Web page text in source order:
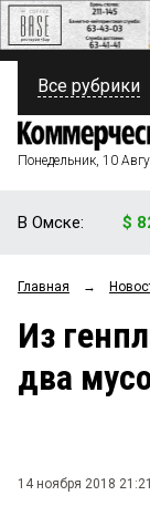
ПОЛИТИКА
ФИНАНСЫ
ОБЩЕСТВО
ЗАКОН
НОВОСТИ
СТИЛЬ ЖИЗНИ
Все рубрики
Понедельник, 10
В Омске: $
Главная →
Из
два
14 ноября 2018 21:21